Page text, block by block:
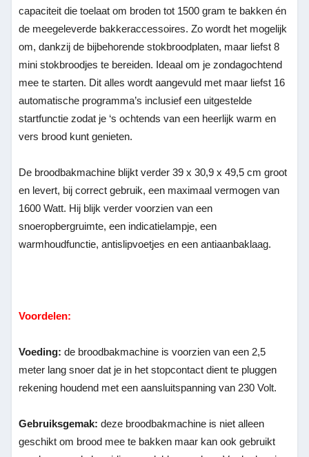
capaciteit die toelaat om broden tot 1500 gram te bakken én
de meegeleverde bakkeraccessoires. Zo wordt het mogelijk
om, dankzij de bijbehorende stokbroodplaten, maar liefst 8
mini stokbroodjes te bereiden. Ideaal om je zondagochtend
mee te starten. Dit alles wordt aangevuld met maar liefst 16
automatische programma’s inclusief een uitgestelde
startfunctie zodat je ‘s ochtends van een heerlijk warm en
vers brood kunt genieten.
De broodbakmachine blijkt verder 39 x 30,9 x 49,5 cm groot
en levert, bij correct gebruik, een maximaal vermogen van
1600 Watt. Hij blijk verder voorzien van een
snoeropbergruimte, een indicatielampje, een
warmhoudfunctie, antislipvoetjes en een antiaanbaklaag.
Voordelen:
Voeding: de broodbakmachine is voorzien van een 2,5
meter lang snoer dat je in het stopcontact dient te pluggen
rekening houdend met een aansluitspanning van 230 Volt.
Gebruiksgemak: deze broodbakmachine is niet alleen
geschikt om brood mee te bakken maar kan ook gebruikt